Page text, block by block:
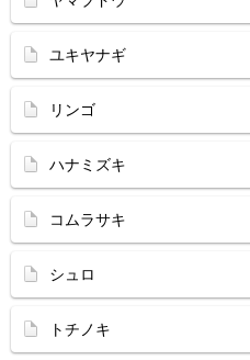
ユキヤナギ
リンゴ
ハナミズキ
コムラサキ
シュロ
トチノキ